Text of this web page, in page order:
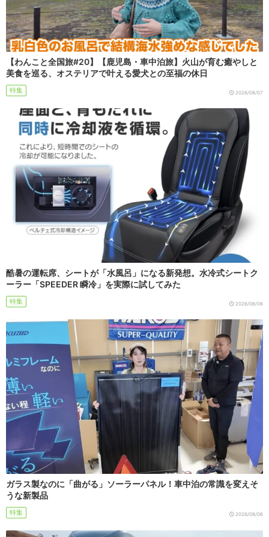
【わんこと全国旅#20】【鹿児島・車中泊旅】火山が育む癒やしと
美食を巡る、オステリアで叶える愛犬との至福の休日
特集 2026/08/07
酷暑の運転席、シートが「水風呂」になる新発想。水冷式シートク
ーラー「SPEEDER 瞬冷」を実際に試してみた
特集 2026/08/06
ガラス製なのに「曲がる」ソーラーパネル！車中泊の常識を変えそ
うな新製品
特集 2026/08/06